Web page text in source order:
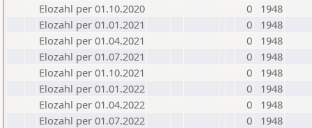
Elozahl per 01.10.2020
0
1948
Elozahl per 01.01.2021
0
1948
Elozahl per 01.04.2021
0
1948
Elozahl per 01.07.2021
0
1948
Elozahl per 01.10.2021
0
1948
Elozahl per 01.01.2022
0
1948
Elozahl per 01.04.2022
0
1948
Elozahl per 01.07.2022
0
1948